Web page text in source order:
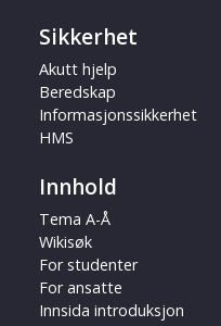
Sikkerhet
Akutt hjelp
Beredskap
Informasjonssikkerhet
HMS
Innhold
Tema A-Å
Wikisøk
For studenter
For ansatte
Innsida introduksjon